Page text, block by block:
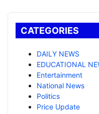
CATEGORIES
DAILY NEWS
EDUCATIONAL
Entertainment
National News
Politics
Price Update